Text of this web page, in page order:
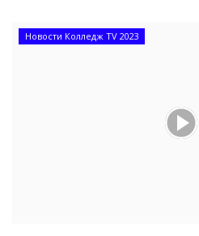
Новости Колледж TV 2023